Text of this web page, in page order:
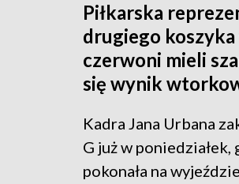
Piłkarska
drugiego koszyka
czerwoni mieli
się wynik
Kadra Jana Urbana
G już w
pokonała na